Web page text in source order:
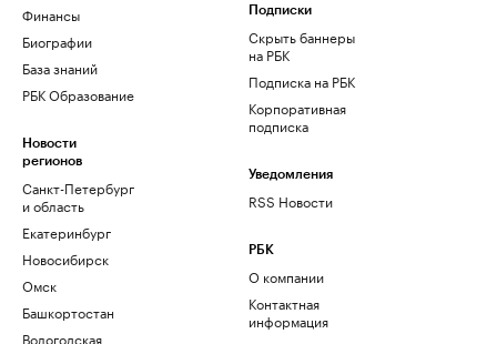
Финансы
Биографии
База знаний
РБК Образование
Новости
регионов
Санкт-Петербург
и область
Екатеринбург
Новосибирск
Омск
Башкортостан
Вологодская
Подписки
Скрыть баннеры
на РБК
Подписка на РБК
Корпоративная
подписка
Уведомления
RSS Новости
РБК
О компании
Контактная
информация